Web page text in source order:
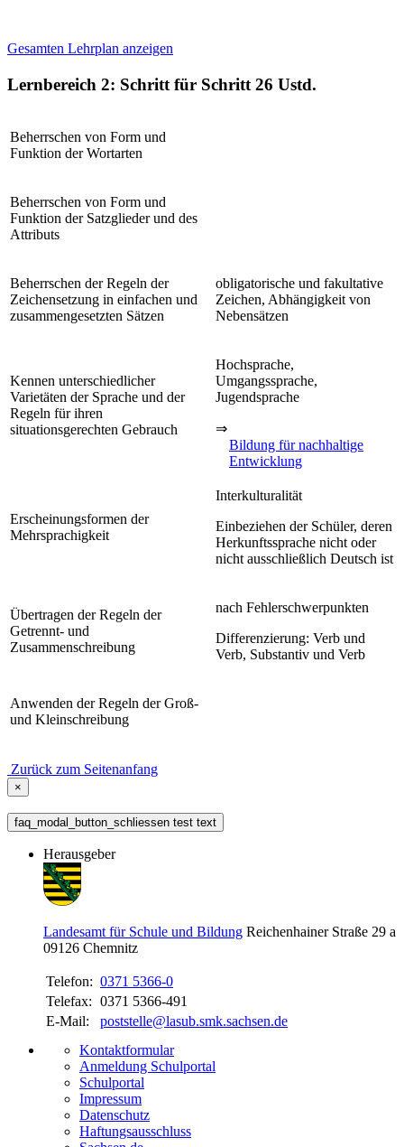
Gesamten Lehrplan anzeigen
Lernbereich 2: Schritt für Schritt 26 Ustd.
Beherrschen von Form und
Funktion der Wortarten
Beherrschen von Form und
Funktion der Satzglieder und des
Attributs
Beherrschen der Regeln der
Zeichensetzung in einfachen und
zusammengesetzten Sätzen
obligatorische und fakultative
Zeichen, Abhängigkeit von
Nebensätzen
Kennen unterschiedlicher
Varietäten der Sprache und der
Regeln für ihren
situationsgerechten Gebrauch
Hochsprache,
Umgangssprache,
Jugendsprache
⇒
Bildung für nachhaltige
Entwicklung
Erscheinungsformen der
Mehrsprachigkeit
Interkulturalität
Einbeziehen der Schüler, deren
Herkunftssprache nicht oder
nicht ausschließlich Deutsch ist
Übertragen der Regeln der
Getrennt- und
Zusammenschreibung
nach Fehlerschwerpunkten
Differenzierung: Verb und
Verb, Substantiv und Verb
Anwenden der Regeln der Groß-
und Kleinschreibung
Zurück zum Seitenanfang
×
faq_modal_button_schliessen test text
Herausgeber
Landesamt für Schule und Bildung Reichenhainer Straße 29 a
09126 Chemnitz
Telefon: 0371 5366-0
Telefax: 0371 5366-491
E-Mail:
poststelle@lasub.smk.sachsen.de
Kontaktformular
Anmeldung Schulportal
Schulportal
Impressum
Datenschutz
Haftungsausschluss